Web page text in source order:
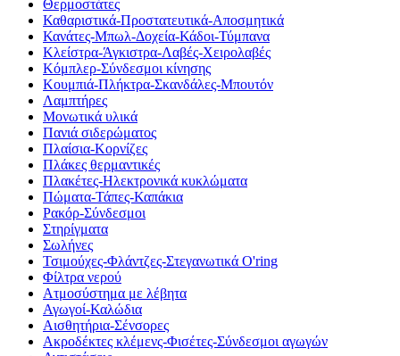
Θερμοστάτες
Καθαριστικά-Προστατευτικά-Αποσμητικά
Κανάτες-Μπωλ-Δοχεία-Κάδοι-Τύμπανα
Κλείστρα-Άγκιστρα-Λαβές-Χειρολαβές
Κόμπλερ-Σύνδεσμοι κίνησης
Κουμπιά-Πλήκτρα-Σκανδάλες-Μπουτόν
Λαμπτήρες
Μονωτικά υλικά
Πανιά σιδερώματος
Πλαίσια-Κορνίζες
Πλάκες θερμαντικές
Πλακέτες-Ηλεκτρονικά κυκλώματα
Πώματα-Τάπες-Καπάκια
Ρακόρ-Σύνδεσμοι
Στηρίγματα
Σωλήνες
Τσιμούχες-Φλάντζες-Στεγανωτικά O'ring
Φίλτρα νερού
Ατμοσύστημα με λέβητα
Αγωγοί-Καλώδια
Αισθητήρια-Σένσορες
Ακροδέκτες κλέμενς-Φισέτες-Σύνδεσμοι αγωγών